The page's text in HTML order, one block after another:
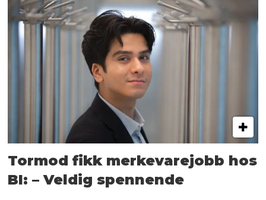
Tormod fikk merkevarejobb hos
BI: – Veldig spennende